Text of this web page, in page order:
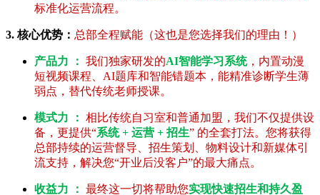
标准化运营流程。
3. 核心优势： 总部全程赋能（这也是您选择我们的理由！）
产品力 ： 我们独家研发的AI智能学习系统，内置动漫
短视频课程、AI题库和智能错题本，能精准诊断学生薄
弱点，替代传统老师授课。
模式力 ： 相比传统自习室和普通加盟，我们不仅提供设
备，更提供“系统 + 运营 + 招生” 的全套打法。您将获得
总部持续的运营督导、招生策划、物料设计和新媒体引
流支持，解决您“开业后没客户”的最大痛点。
收益力 ： 最终这一切将帮助您实现快速招生和持久盈